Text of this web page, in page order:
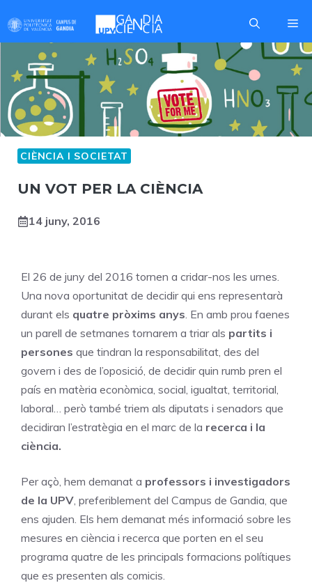
to
content
CIÈNCIA I SOCIETAT
UN VOT PER LA CIÈNCIA
14 juny, 2016
El 26 de juny del 2016 tornen a cridar-nos les urnes.
Una nova oportunitat de decidir qui ens representarà
durant els quatre pròxims anys . En amb prou faenes
un parell de setmanes tornarem a triar als partits i
persones que tindran la responsabilitat, des del
govern i des de l’oposició, de decidir quin rumb pren el
país en matèria econòmica, social, igualtat, territorial,
laboral… però també triem als diputats i senadors que
decidiran l’estratègia en el marc de la recerca i la
ciència.
Per açò, hem demanat a professors i investigadors
de la UPV , preferiblement del Campus de Gandia, que
ens ajuden. Els hem demanat més informació sobre les
mesures en ciència i recerca que porten en el seu
programa quatre de les principals formacions polítiques
que es presenten als comicis.